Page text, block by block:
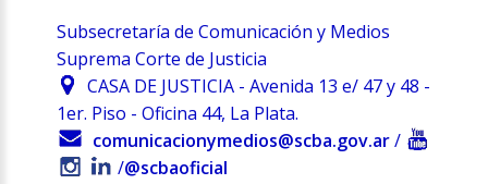
Subsecretaría de Comunicación y Medios
Suprema Corte de Justicia
CASA DE JUSTICIA - Avenida 13 e/ 47 y 48 -
1er. Piso - Oficina 44, La Plata.
comunicacionymedios@scba.gov.ar /
/@scbaoficial